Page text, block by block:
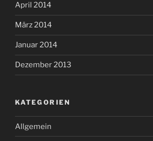
April 2014
März 2014
Januar 2014
Dezember 2013
KATEGORIEN
Allgemein